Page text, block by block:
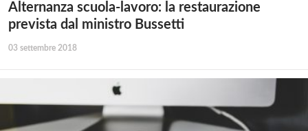
Alternanza scuola-lavoro: la restaurazione
prevista dal ministro Bussetti
03 settembre 2018